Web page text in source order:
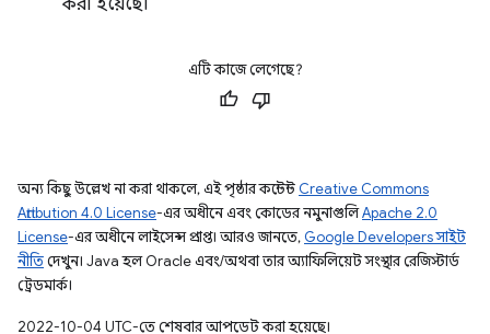
এটি কাজে লেগেছে?
অন্য কিছু উল্লেখ না করা থাকলে, এই পৃষ্ঠার কন্টেন্ট Creative Commons
Attribution 4.0 License-এর অধীনে এবং কোডের নমুনাগুলিApache 2.0
License-এর অধীনে লাইসেন্স প্রাপ্ত। আরও জানতে, Google Developers সাইট
নীতিদেখুন। Java হল Oracle এবং/অথবা তার অ্যাফিলিয়েট সংস্থার রেজিস্টার্ড
ট্রেডমার্ক।
2022-10-04 UTC-তে শেষবার আপডেট করা হয়েছে।